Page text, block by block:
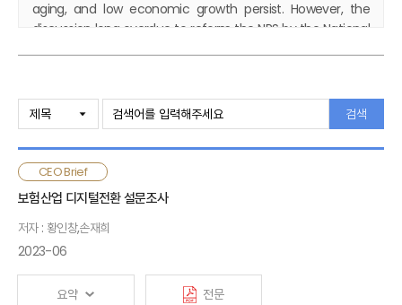
aging, and low economic growth persist. However, the
discussion long overdue to reform the NPS by the National
income security, not only public pension but also private
pension should be comprehensively analyzed. Accordingly,
it is necessary to examine measures to expand old-age
income in the private pension sector, including whole-
life(lifelong) annuitization of occupational pen
검색
CEO Brief
보험산업 디지털전환 설문조사
저자 : 황인창,손재희
2023-06
요약 전문